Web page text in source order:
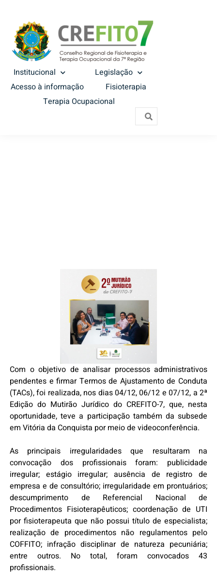
Institucional
Legislação
Acesso à informação
Fisioterapia
Terapia Ocupacional
Com o objetivo de analisar processos administrativos
pendentes e firmar Termos de Ajustamento de Conduta
(TACs), foi realizada, nos dias 04/12, 06/12 e 07/12, a 2ª
Edição do Mutirão Jurídico do CREFITO-7, que, nesta
oportunidade, teve a participação também da subsede
em Vitória da Conquista por meio de videoconferência.
As principais irregularidades que resultaram na
convocação dos profissionais foram: publicidade
irregular; estágio irregular; ausência de registro de
empresa e de consultório; irregularidade em prontuários;
descumprimento de Referencial Nacional de
Procedimentos Fisioterapêuticos; coordenação de UTI
por fisioterapeuta que não possui título de especialista;
realização de procedimentos não regulamentos pelo
COFFITO; infração disciplinar de natureza pecuniária;
entre outros. No total, foram convocados 43
profissionais.